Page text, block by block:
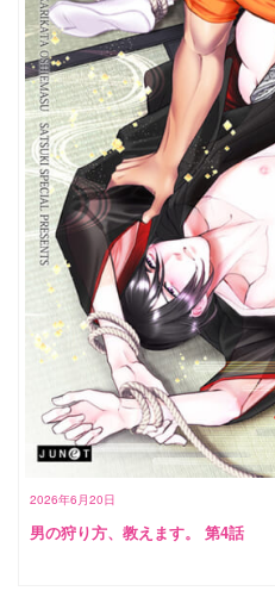
2026年6月20日
男の狩り方、教えます。 第4話